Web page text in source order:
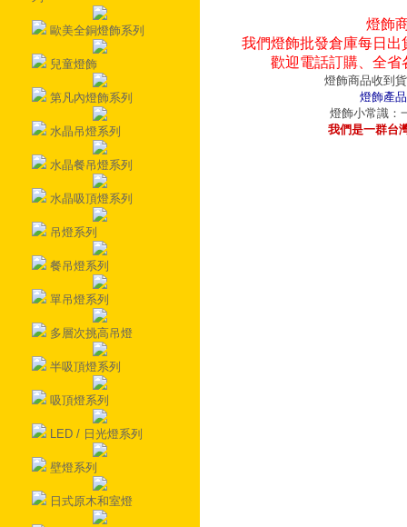
歐美全銅燈飾系列
兒童燈飾
第凡內燈飾系列
水晶吊燈系列
水晶餐吊燈系列
水晶吸頂燈系列
吊燈系列
餐吊燈系列
單吊燈系列
多層次挑高吊燈
半吸頂燈系列
吸頂燈系列
LED / 日光燈系列
壁燈系列
日式原木和室燈
燈飾
我們燈飾批發倉庫每日
歡迎電話訂購、全
燈飾商品收到
燈飾產
燈飾小常識：
我們是一群台